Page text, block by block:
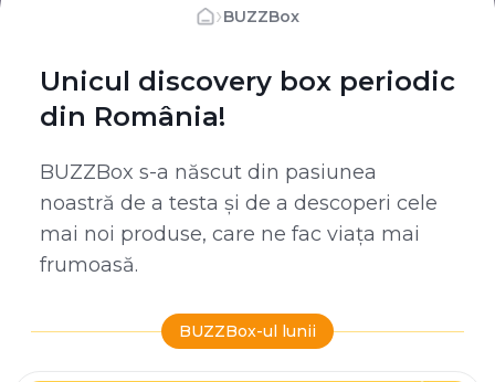
›BUZZBox
Unicul discovery box periodic
din România!
BUZZBox s-a născut din pasiunea
noastră de a testa și de a descoperi cele
mai noi produse, care ne fac viața mai
frumoasă.
BUZZBox-ul lunii